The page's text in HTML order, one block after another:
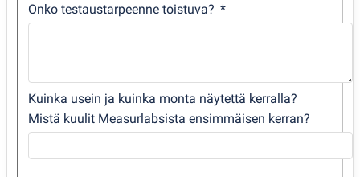
Onko testaustarpeenne toistuva?
Kuinka usein ja kuinka monta näytettä kerralla?
Mistä kuulit Measurlabsista ensimmäisen kerran?